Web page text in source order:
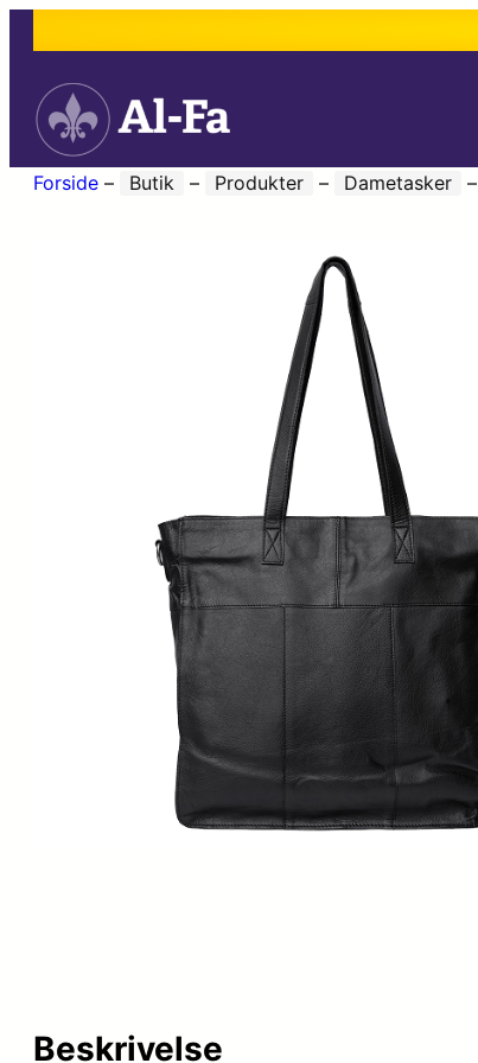
Forside – Butik – Produkter – Dametasker –
Beskrivelse